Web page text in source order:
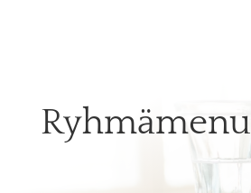
Ryhmämenu